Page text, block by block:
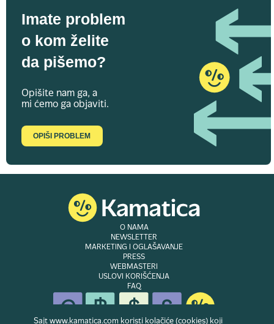
Imate problem
o kom želite
da pišemo?
Opišite nam ga, a
mi ćemo ga objaviti.
OPIŠI PROBLEM
O NAMA
NEWSLETTER
MARKETING I OGLAŠAVANJE
PRESS
WEBMASTERI
USLOVI KORIŠĆENJA
FAQ
Sajt www.kamatica.com koristi kolačiće (cookies) koji